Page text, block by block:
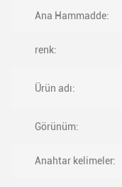
Ana Hammadde:
renk:
Ürün adı:
Görünüm:
Anahtar kelimeler: